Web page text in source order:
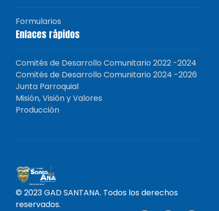
Formularios
Enlaces rápidos
Comités de Desarrollo Comunitario 2022 -2024
Comités de Desarrollo Comunitario 2024 -2026
Junta Parroquial
Misión, Visión y Valores
Producción
© 2023 GAD SANTANA. Todos los derechos
reservados.